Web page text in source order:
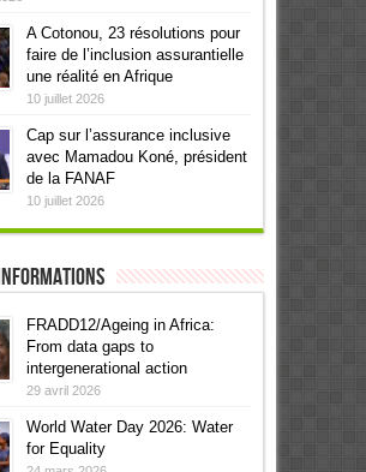
A Cotonou, 23 résolutions pour
faire de l’inclusion assurantielle
une réalité en Afrique
10 juillet 2026
Cap sur l’assurance inclusive
avec Mamadou Koné, président
de la FANAF
10 juillet 2026
FRADD12/Ageing in Africa:
From data gaps to
intergenerational action
29 avril 2026
World Water Day 2026: Water
for Equality